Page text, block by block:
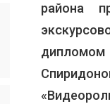
района